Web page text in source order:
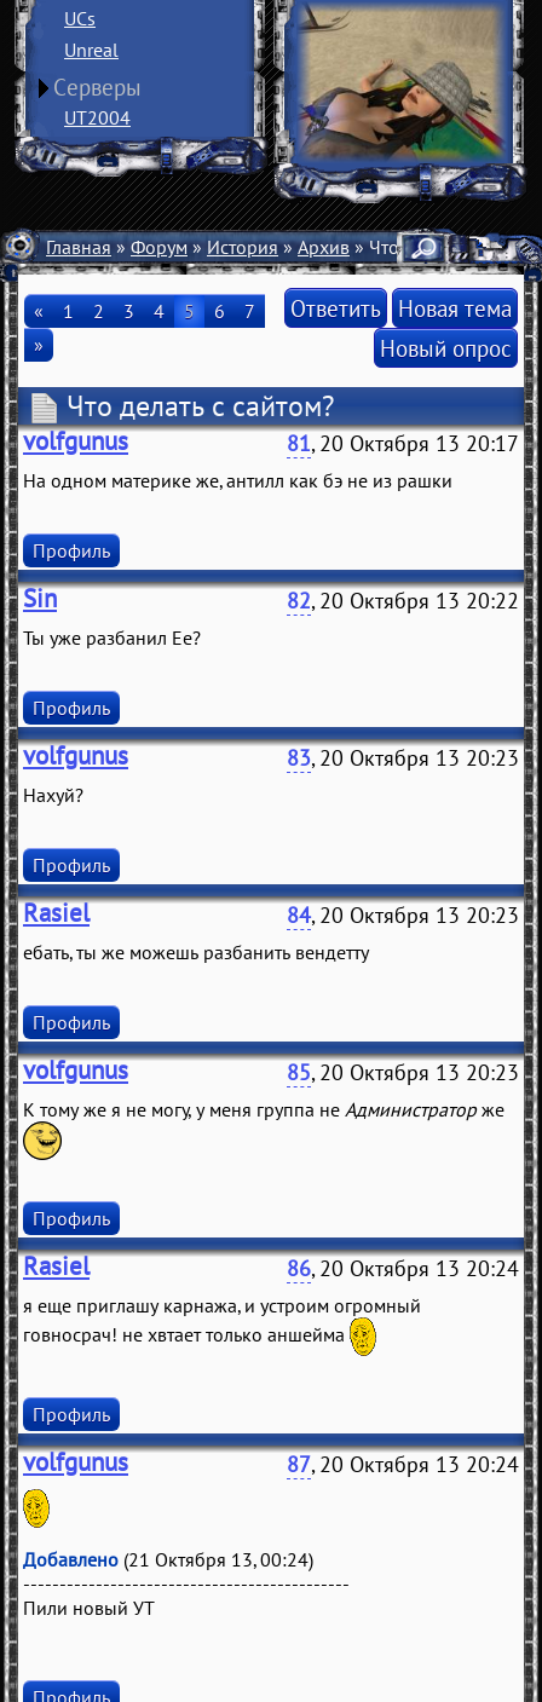
UCs
Unreal
Серверы
UT2004
Главная»Форум»История»Архив» Что делать с
« 1 2 3 4 5 6
7
»
Ответить Новая тема
Новый опрос
Что делать с сайтом?
volfgunus 81, 20 Октября 13 20:17
На одном материке же, антилл как бэ не из рашки
Профиль
Sin 82, 20 Октября 13 20:22
Ты уже разбанил Ее?
Профиль
volfgunus 83, 20 Октября 13 20:23
Нахуй?
Профиль
Rasiel 84, 20 Октября 13 20:23
ебать, ты же можешь разбанить вендетту
Профиль
volfgunus 85, 20 Октября 13 20:23
К тому же я не могу, у меня группа не Администраторже
Профиль
Rasiel 86, 20 Октября 13 20:24
я еще приглашу карнажа, и устроим огромный
говносрач! не хвтает только аншейма
Профиль
volfgunus 87, 20 Октября 13 20:24
Добавлено (21 Октября 13, 00:24)
---------------------------------------------
Пили новый УТ